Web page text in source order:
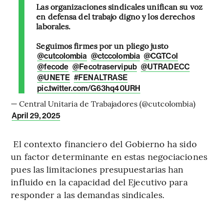
Las organizaciones sindicales unifican su voz
en defensa del trabajo digno y los derechos
laborales.
Seguimos firmes por un pliego justo
@cutcolombia @ctccolombia @CGTCol
@fecode @Fecotraservipub @UTRADECC
@UNETE #FENALTRASE
pic.twitter.com/G63hq40URH
— Central Unitaria de Trabajadores (@cutcolombia)
April 29, 2025
El contexto financiero del Gobierno ha sido
un factor determinante en estas negociaciones
pues las limitaciones presupuestarias han
influido en la capacidad del Ejecutivo para
responder a las demandas sindicales.